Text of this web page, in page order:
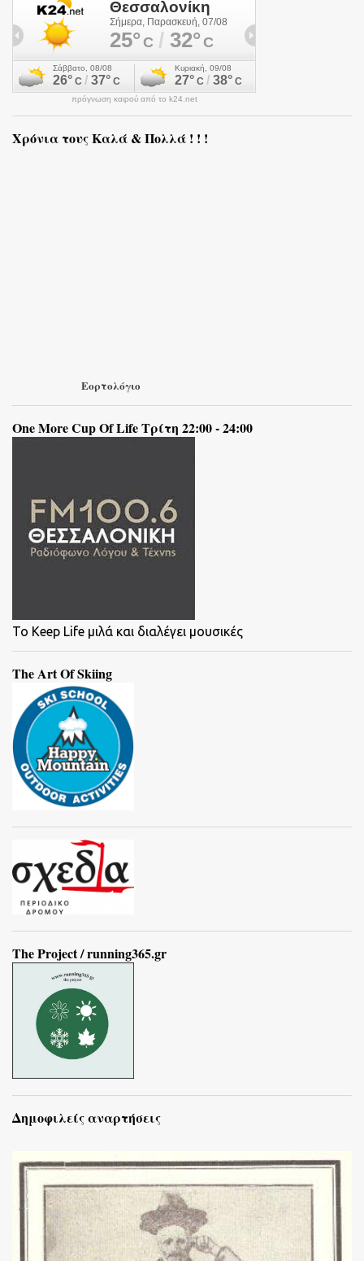
πρόγνωση καιρού από το k24.net
Χρόνια τους Καλά & Πολλά ! ! !
Εορτολόγιο
One More Cup Of Life Τρίτη 22:00 - 24:00
To Keep Life μιλά και διαλέγει μουσικές
The Art Of Skiing
The Project / running365.gr
Δημοφιλείς αναρτήσεις